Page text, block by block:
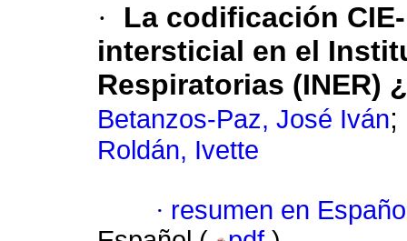
·
La codificación
intersticial en el
Respiratorias (INER)
Betanzos-Paz, José Iván;
Roldán, Ivette
· resumen en